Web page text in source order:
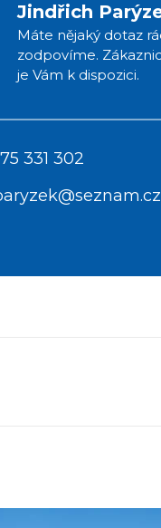
Jindřich
Máte nějaký dotaz
zodpovíme.
je Vám k dispozici.
331 302